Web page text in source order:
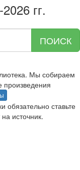
гг.
ПОИСК
Мы собираем
произведения
обязательно ставьте
источник.